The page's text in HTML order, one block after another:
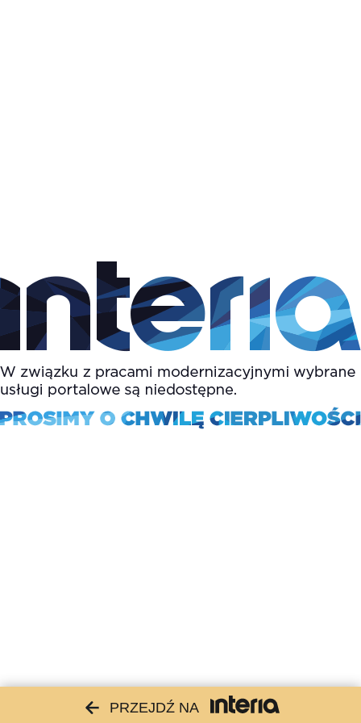
PRZEJDŹ NA